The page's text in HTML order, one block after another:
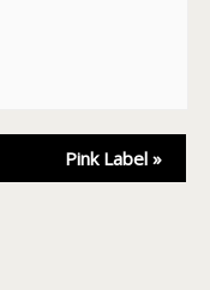
Pink Label »